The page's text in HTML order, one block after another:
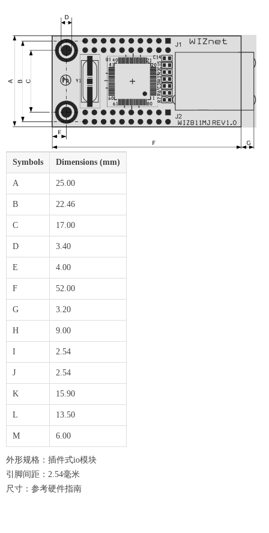
Symbols Dimensions (mm)
A 25.00
B 22.46
C 17.00
D 3.40
E 4.00
F 52.00
G 3.20
H 9.00
I 2.54
J 2.54
K 15.90
L 13.50
M 6.00
外形规格：插件式io模块
引脚间距：2.54毫米
尺寸：参考硬件指南